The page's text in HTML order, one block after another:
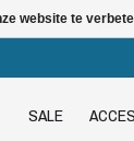
SALE
website te